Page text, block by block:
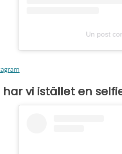
Un post
har vi istället en